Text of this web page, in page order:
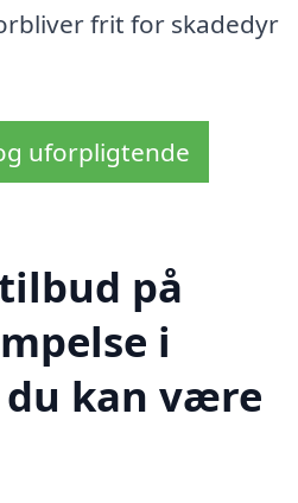
frit for skadedyr
uforpligtende
på
i
du kan være